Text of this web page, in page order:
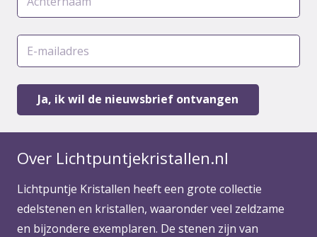
Over Lichtpuntjekristallen.nl
Lichtpuntje Kristallen heeft een grote collectie
edelstenen en kristallen, waaronder veel zeldzame
en bijzondere exemplaren. De stenen zijn van